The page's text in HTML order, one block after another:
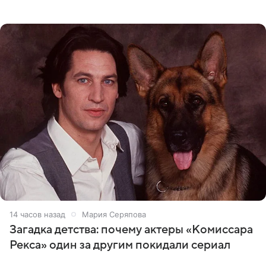
14 часов назад Мария Серяпова
Загадка детства: почему актеры «Комиссара
Рекса» один за другим покидали сериал